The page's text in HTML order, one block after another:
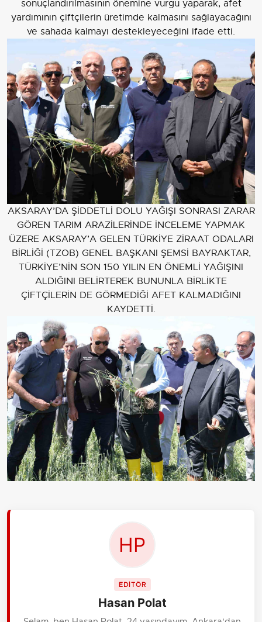
sonuçlandırılmasının önemine vurgu yaparak, afet
yardımının çiftçilerin üretimde kalmasını sağlayacağını
ve sahada kalmayı destekleyeceğini ifade etti.
AKSARAY’DA ŞİDDETLİ DOLU YAĞIŞI SONRASI ZARAR
GÖREN TARIM ARAZİLERİNDE İNCELEME YAPMAK
ÜZERE AKSARAY’A GELEN TÜRKİYE ZİRAAT ODALARI
BİRLİĞİ (TZOB) GENEL BAŞKANI ŞEMSİ BAYRAKTAR,
TÜRKİYE’NİN SON 150 YILIN EN ÖNEMLİ YAĞIŞINI
ALDIĞINI BELİRTEREK BUNUNLA BİRLİKTE
ÇİFTÇİLERİN DE GÖRMEDİĞİ AFET KALMADIĞINI
KAYDETTİ.
EDİTÖR
Hasan Polat